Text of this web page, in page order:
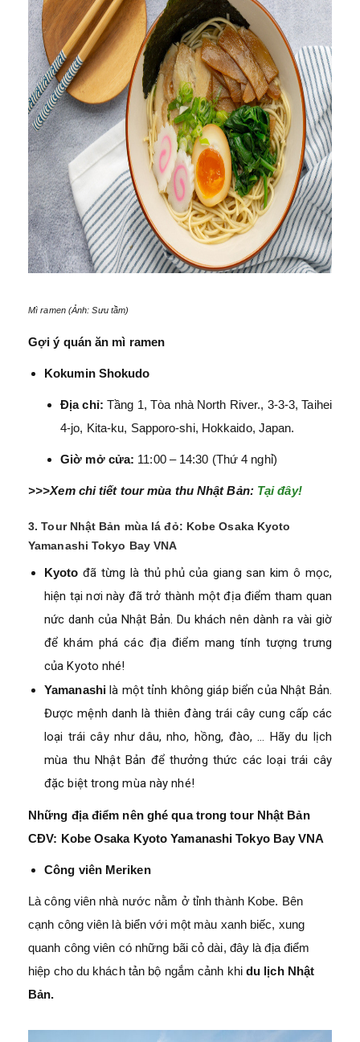
Mì ramen (Ảnh: Sưu tầm)
Gợi ý quán ăn mì ramen
Kokumin Shokudo
Địa chỉ: Tầng 1, Tòa nhà North River., 3-3-3, Taihei
4-jo, Kita-ku, Sapporo-shi, Hokkaido, Japan.
Giờ mở cửa: 11:00 – 14:30 (Thứ 4 nghỉ)
>>>Xem chi tiết tour mùa thu Nhật Bản: Tại đây!
3. Tour Nhật Bản mùa lá đỏ: Kobe Osaka Kyoto
Yamanashi Tokyo Bay VNA
Kyoto đã từng là thủ phủ của giang san kim ô mọc,
hiện tại nơi này đã trở thành một địa điểm tham quan
nức danh của Nhật Bản. Du khách nên dành ra vài giờ
để khám phá các địa điểm mang tính tượng trưng
của Kyoto nhé!
Yamanashi là một tỉnh không giáp biển của Nhật Bản.
Được mệnh danh là thiên đàng trái cây cung cấp các
loại trái cây như dâu, nho, hồng, đào, … Hãy du lịch
mùa thu Nhật Bản để thưởng thức các loại trái cây
đặc biệt trong mùa này nhé!
Những địa điểm nên ghé qua trong tour Nhật Bản
CĐV: Kobe Osaka Kyoto Yamanashi Tokyo Bay VNA
Công viên Meriken
Là công viên nhà nước nằm ở tỉnh thành Kobe. Bên
cạnh công viên là biển với một màu xanh biếc, xung
quanh công viên có những bãi cỏ dài, đây là địa điểm
hiệp cho du khách tản bộ ngắm cảnh khi du lịch Nhật
Bản.